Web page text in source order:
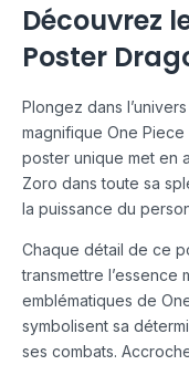
Découvrez
Poster
Plongez dans
magnifique One Piece
poster unique met en
Zoro dans toute sa
la puissance du
Chaque détail de ce
transmettre l’essence
emblématiques de
symbolisent sa
ses combats.